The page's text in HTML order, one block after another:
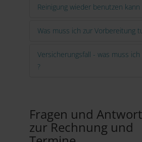
Reinigung wieder benutzen kann
Was muss ich zur Vorbereitung
Versicherungsfall - was muss
?
Fragen und
zur Rechnung und